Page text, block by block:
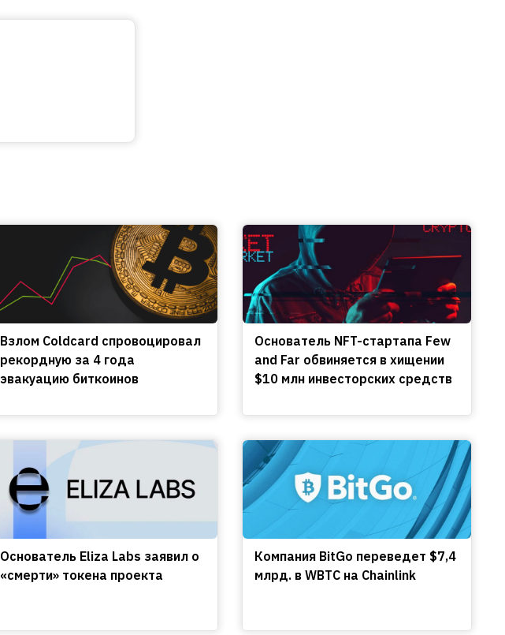
Взлом Coldcard спровоцировал
рекордную за 4 года
эвакуацию биткоинов
Основатель NFT-стартапа Few
and Far обвиняется в хищении
$10 млн инвесторских средств
Основатель Eliza Labs заявил о
«смерти» токена проекта
Компания BitGo переведет $7,4
млрд. в WBTC на Chainlink